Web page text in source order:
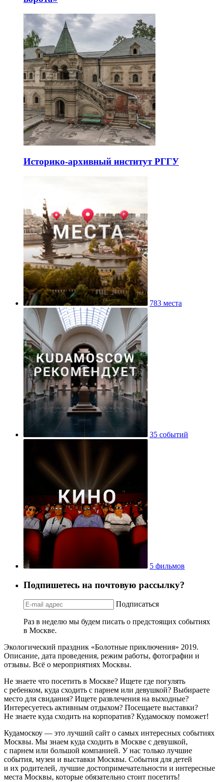
Историко-архивный институт РГГУ
783 места
35 событий
5 фильмов
Подпишетесь на почтовую рассылку?
Подписаться
Раз в неделю мы будем писать о предстоящих событиях
в Москве.
Экологический праздник «Болотные приключения» 2019.
Описание, дата проведения, режим работы, фотографии и
отзывы. Всё о мероприятиях Москвы.
Не знаете что посетить в Москве? Ищете где погулять
с ребенком, куда сходить с парнем или девушкой? Выбираете
место для свидания? Ищете развлечения на выходные?
Интересуетесь активным отдыхом? Посещаете выставки?
Не знаете куда сходить на корпоратив? Кудамоскоу поможет!
Кудамоскоу — это лучший сайт о самых интересных событиях
Москвы. Мы знаем куда сходить в Москве с девушкой,
с парнем или большой компанией. У нас только лучшие
события, музеи и выставки Москвы. События для детей
и их родителей, лучшие достопримечательности и интересные
места Москвы, которые обязательно стоит посетить!